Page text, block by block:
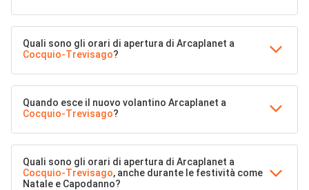
Quali sono gli orari di apertura di Arcaplanet a
Cocquio-Trevisago?
Quando esce il nuovo volantino Arcaplanet a
Cocquio-Trevisago?
Quali sono gli orari di apertura di Arcaplanet a
Cocquio-Trevisago, anche durante le festività come
Natale e Capodanno?